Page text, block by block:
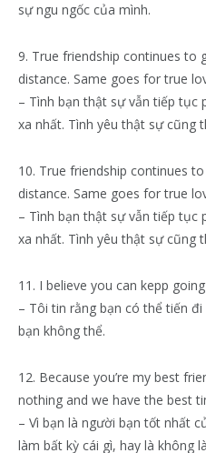
sự ngu ngốc của mình.
9. True friendship continues to
distance. Same goes for true
– Tình bạn thật sự vẫn tiếp tục
xa nhất. Tình yêu thật sự cũng
10. True friendship continues
distance. Same goes for true
– Tình bạn thật sự vẫn tiếp tục
xa nhất. Tình yêu thật sự cũng
11. I believe you can kepp
– Tôi tin rằng bạn có thể tiến
bạn không thể.
12. Because you’re my best
nothing and we have the best
– Vì bạn là người bạn tốt nhất
làm bất kỳ cái gì, hay là không